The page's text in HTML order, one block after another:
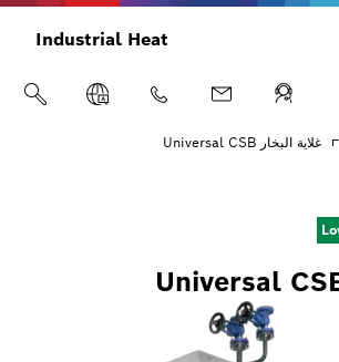
Industrial Heat
غلاية البخار Universal CSB